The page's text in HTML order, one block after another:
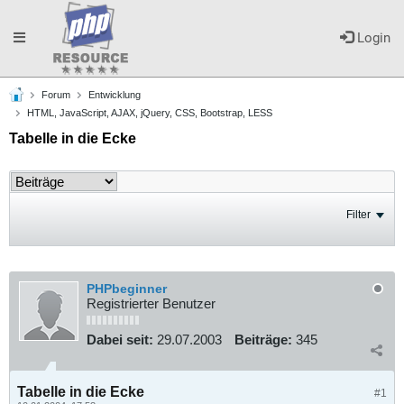
Login
Toggle
navigation
Forum
Entwicklung
HTML, JavaScript, AJAX, jQuery, CSS, Bootstrap, LESS
Tabelle in die Ecke
Filter
PHPbeginner
Registrierter Benutzer
Dabei seit: 29.07.2003 Beiträge: 345
#1
Tabelle in die Ecke